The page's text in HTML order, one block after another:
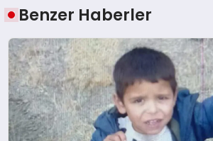
Benzer Haberler